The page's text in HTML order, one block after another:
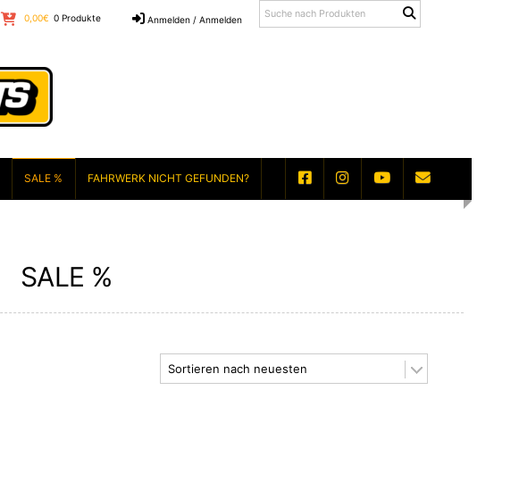
0,00€ 0 Produkte Anmelden / Anmelden
SALE % FAHRWERK NICHT GEFUNDEN?
SALE %